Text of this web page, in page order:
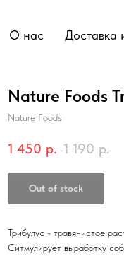
О нас Доставка
Nature Foods
Nature Foods
1 450 р. 1 190 р.
Out of stock
Трибулус - травянистое
Ситмулирует выработку